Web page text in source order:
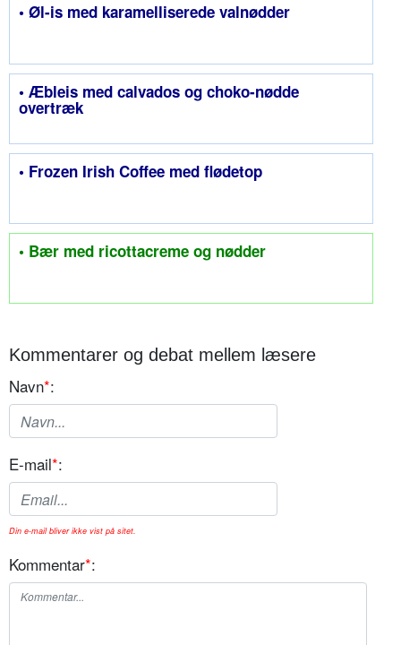
• Øl-is med karamelliserede valnødder
• Æbleis med calvados og choko-nødde
overtræk
• Frozen Irish Coffee med flødetop
• Bær med ricottacreme og nødder
Kommentarer og debat mellem læsere
Navn*:
E-mail*:
Din e-mail bliver ikke vist på sitet.
Kommentar*: